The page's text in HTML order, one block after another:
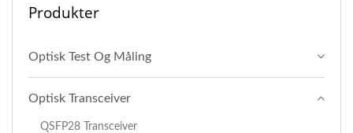
Produkter
Optisk Test Og Måling
Optisk Transceiver
QSFP28 Transceiver